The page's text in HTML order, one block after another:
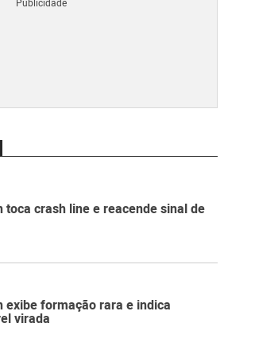
toca crash line e reacende sinal de
exibe formação rara e indica
virada